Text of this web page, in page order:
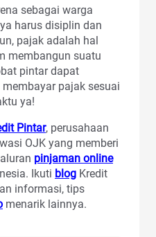
sebagai warga
harus disiplin dan
pajak adalah hal
membangun suatu
pintar dapat
pajak sesuai
ya!
Pintar, perusahaan
OJK yang memberi
pinjaman online
Ikuti blog Kredit
informasi, tips
menarik lainnya.